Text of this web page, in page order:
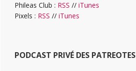
Phileas Club : RSS // iTunes
Pixels : RSS // iTunes
PODCAST PRIVÉ DES PATREOTES